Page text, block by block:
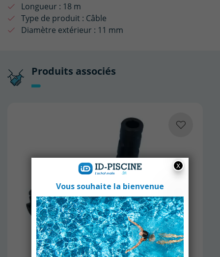
Longueur : 18 m
Type de produit : Câble
Diamètre extérieur : 11 mm
Produits associés